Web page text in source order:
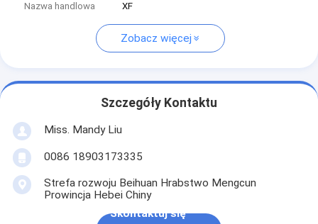
Nazwa handlowa XF
Zobacz więcej
Szczegóły Kontaktu
Miss. Mandy Liu
0086 18903173335
Strefa rozwoju Beihuan Hrabstwo Mengcun
Prowincja Hebei Chiny
Skontaktuj się